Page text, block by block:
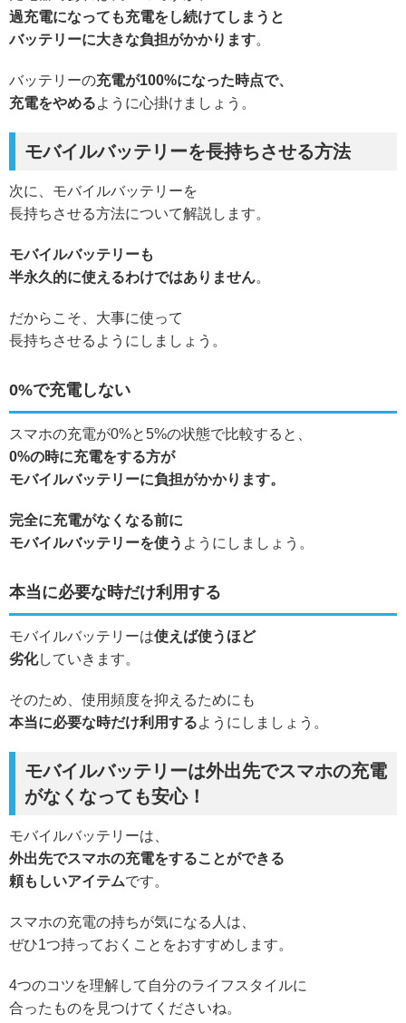
過充電になっても充電をし続けてしまうと
バッテリーに大きな負担がかかります。
バッテリーの充電が100%になった時点で、
充電をやめるように心掛けましょう。
モバイルバッテリーを長持ちさせる方法
次に、モバイルバッテリーを
長持ちさせる方法について解説します。
モバイルバッテリーも
半永久的に使えるわけではありません。
だからこそ、大事に使って
長持ちさせるようにしましょう。
0%で充電しない
スマホの充電が0%と5%の状態で比較すると、
0%の時に充電をする方が
モバイルバッテリーに負担がかかります。
完全に充電がなくなる前に
モバイルバッテリーを使う ようにしましょう。
本当に必要な時だけ利用する
モバイルバッテリーは使えば使うほど
劣化していきます。
そのため、使用頻度を抑えるためにも
本当に必要な時だけ利用するようにしましょう。
モバイルバッテリーは外出先でスマホの充電
がなくなっても安心！
モバイルバッテリーは、
外出先でスマホの充電をすることができる
頼もしいアイテムです。
スマホの充電の持ちが気になる人は、
ぜひ1つ持っておくことをおすすめします。
4つのコツを理解して自分のライフスタイルに
合ったものを見つけてくださいね。